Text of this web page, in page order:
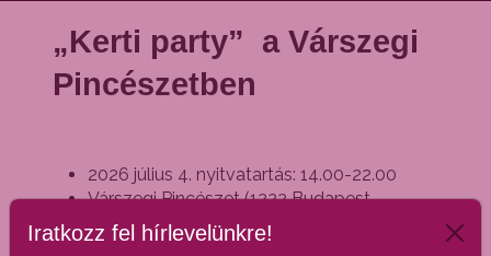
„Kerti party” a Várszegi
Pincészetben
2026 július 4. nyitvatartás: 14.00-22.00
Várszegi Pincészet (1222 Budapest,
Nagytétényi út 70.) A belépés ingyenes.
Borbárunkkal megpróbáljuk Budapest
Iratkozz fel hírlevelünkre!